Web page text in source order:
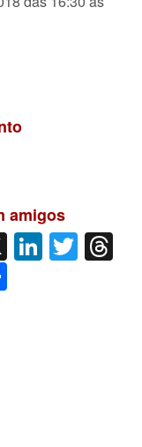
amigos
X LinkedIn
Twitter